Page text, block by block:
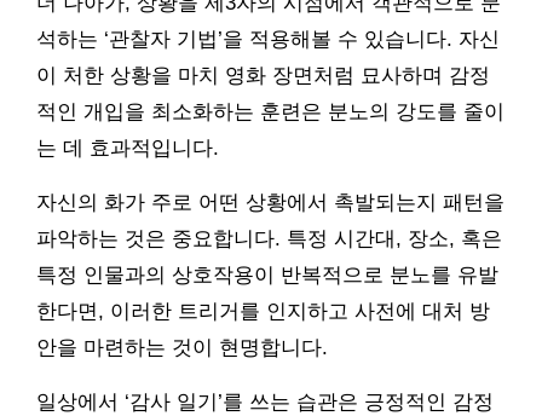
석하는 ‘관찰자 기법’을 적용해볼 수 있습니다. 자신
이 처한 상황을 마치 영화 장면처럼 묘사하며 감정
적인 개입을 최소화하는 훈련은 분노의 강도를 줄이
는 데 효과적입니다.
자신의 화가 주로 어떤 상황에서 촉발되는지 패턴을
파악하는 것은 중요합니다. 특정 시간대, 장소, 혹은
특정 인물과의 상호작용이 반복적으로 분노를 유발
한다면, 이러한 트리거를 인지하고 사전에 대처 방
안을 마련하는 것이 현명합니다.
일상에서 ‘감사 일기’를 쓰는 습관은 긍정적인 감정